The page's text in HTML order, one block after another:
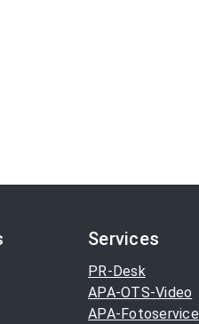
Services
PR-Desk
APA-OTS-Video
APA-Fotoservice